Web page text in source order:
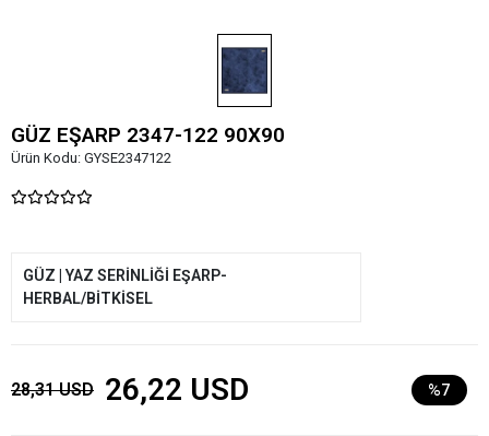
GÜZ EŞARP 2347-122 90X90
Ürün Kodu: GYSE2347122
GÜZ | YAZ SERİNLİĞİ EŞARP-
HERBAL/BİTKİSEL
28,31 USD 26,22 USD %7